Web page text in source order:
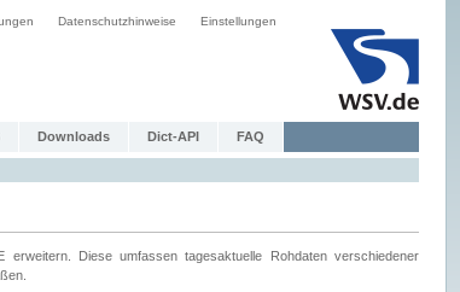
Datenschutzhinweise Einstellungen
Downloads Dict-API FAQ
Diese umfassen tagesaktuelle Rohdaten verschiedener